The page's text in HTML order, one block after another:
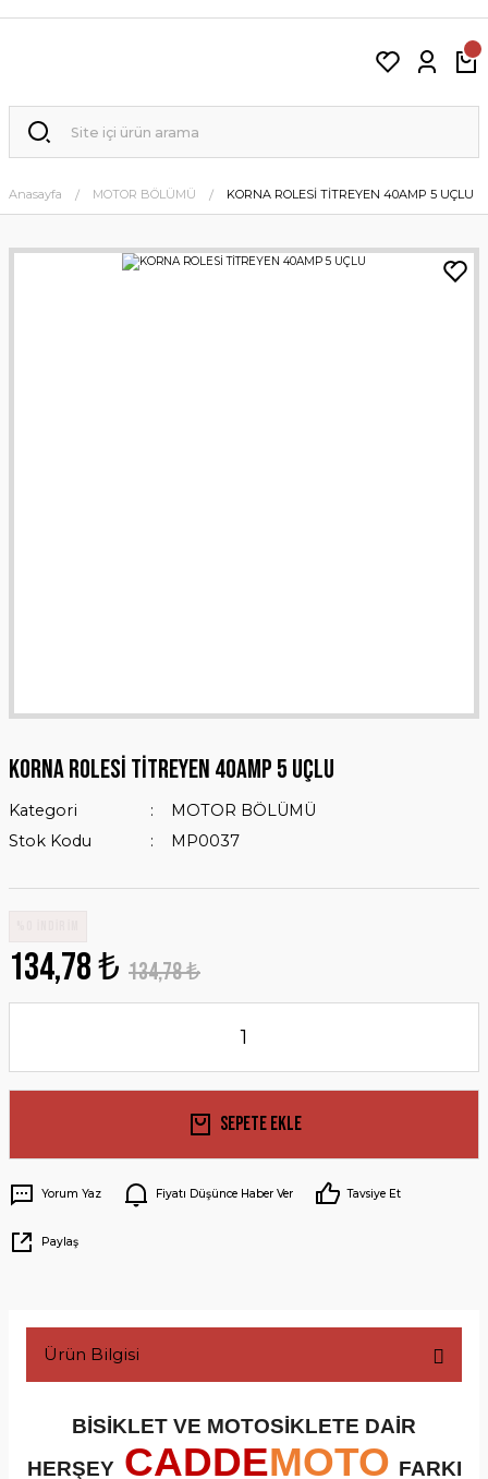
Anasayfa MOTOR BÖLÜMÜ KORNA ROLESİ TİTREYEN 40AMP 5 UÇLU
KORNA ROLESİ TİTREYEN 40AMP 5 UÇLU
Kategori
MOTOR BÖLÜMÜ
Stok Kodu
MP0037
134,78 ₺ 134,78 ₺
Sepete Ekle
Yorum Yaz Fiyatı Düşünce Haber Ver Tavsiye Et
Paylaş
Ürün Bilgisi
BİSİKLET VE MOTOSİKLETE DAİR
HERŞEY CADDEMOTO FARKI